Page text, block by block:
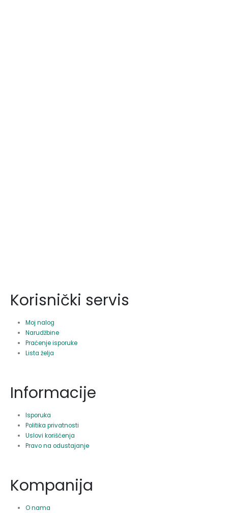
Korisnički servis
Moj nalog
Narudžbine
Praćenje isporuke
Lista želja
Informacije
Isporuka
Politika privatnosti
Uslovi korišćenja
Pravo na odustajanje
Kompanija
O nama